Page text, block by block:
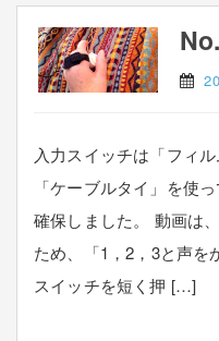
入力スイッチは「フィ
「ケーブルタイ」を使
確保しました。 動画は
ため、「1，2，3と声を
スイッチを短く押 […]